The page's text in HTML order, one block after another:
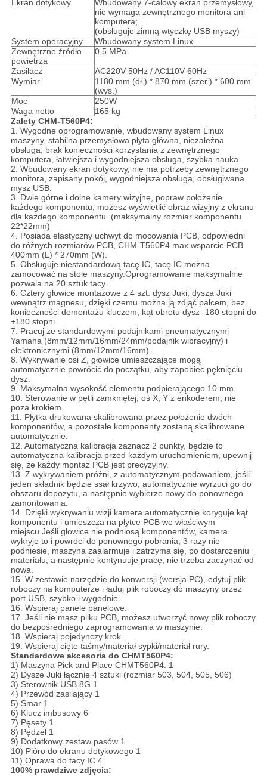
Ekran dotykowy
Wbudowany 7-calowy ekran przemysłowy,
nie wymaga zewnętrznego monitora ani
komputera;
(obsługuje zimną wtyczkę USB myszy)
System operacyjny
Wbudowany system Linux
Zewnętrzne źródło
powietrza
0,5 MPa
Zasilacz
AC220V 50Hz / AC110V 60Hz
Wymiar
1180 mm (dł.) * 870 mm (szer.) * 600 mm
(wys.)
Moc
250W
Waga netto
165 kg
Zalety CHM-T560P4:
1. Wygodne oprogramowanie, wbudowany system Linux
maszyny, stabilna przemysłowa płyta główna, niezależna
obsługa, brak konieczności korzystania z zewnętrznego
komputera, łatwiejsza i wygodniejsza obsługa, szybka nauka.
2. Wbudowany ekran dotykowy, nie ma potrzeby zewnętrznego
monitora, zapisany pokój, wygodniejsza obsługa, obsługiwana
mysz USB.
3. Dwie górne i dolne kamery wizyjne, popraw położenie
każdego komponentu, możesz wyświetlić obraz wizyjny z ekranu
dla każdego komponentu. (maksymalny rozmiar komponentu
22*22mm)
4. Posiada elastyczny uchwyt do mocowania PCB, odpowiedni
do różnych rozmiarów PCB, CHM-T560P4 max wsparcie PCB
400mm (L) * 270mm (W).
5. Obsługuje niestandardową tacę IC, tacę IC można
zamocować na stole maszyny.Oprogramowanie maksymalnie
pozwala na 20 sztuk tacy.
6. Cztery głowice montażowe z 4 szt. dysz Juki, dysza Juki
wewnątrz magnesu, dzięki czemu można ją zdjąć palcem, bez
konieczności demontażu kluczem, kąt obrotu dysz -180 stopni do
+180 stopni.
7. Pracuj ze standardowymi podajnikami pneumatycznymi
Yamaha (8mm/12mm/16mm/24mm/podajnik wibracyjny) i
elektronicznymi (8mm/12mm/16mm).
8. Wykrywanie osi Z, głowice umieszczające mogą
automatycznie powrócić do początku, aby zapobiec pęknięciu
dysz.
9. Maksymalna wysokość elementu podpierającego 10 mm.
10. Sterowanie w pętli zamkniętej, oś X, Y z enkoderem, nie
poza krokiem.
11. Płytka drukowana skalibrowana przez położenie dwóch
komponentów, a pozostałe komponenty zostaną skalibrowane
automatycznie.
12. Automatyczna kalibracja zaznacz 2 punkty, będzie to
automatyczna kalibracja przed każdym uruchomieniem, upewnij
się, że każdy montaż PCB jest precyzyjny.
13. Z wykrywaniem próżni, z automatycznym podawaniem, jeśli
jeden składnik będzie ssał krzywo, automatycznie wyrzuci go do
obszaru depozytu, a następnie wybierze nowy do ponownego
zamontowania.
14. Dzięki wykrywaniu wizji kamera automatycznie koryguje kąt
komponentu i umieszcza na płytce PCB we właściwym
miejscu.Jeśli głowice nie podniosą komponentów, kamera
wykryje to i powróci do ponownego pobrania, 3 razy nie
podniesie, maszyna zaalarmuje i zatrzyma się, po dostarczeniu
materiału, a następnie kontynuuje pracę, nie trzeba zaczynać od
nowa.
15. W zestawie narzędzie do konwersji (wersja PC), edytuj plik
roboczy na komputerze i ładuj plik roboczy do maszyny przez
port USB, szybko i wygodnie.
16. Wspieraj panele panelowe.
17. Jeśli nie masz pliku PCB, możesz utworzyć nowy plik roboczy
do bezpośredniego zaprogramowania w maszynie.
18. Wspieraj pojedynczy krok.
19. Wspieraj cięte taśmy/materiał sypki/materiał rury.
Standardowe akcesoria do CHMT560P4:
1) Maszyna Pick and Place CHMT560P4: 1
2) Dysze Juki łącznie 4 sztuki (rozmiar 503, 504, 505, 506)
3) Sterownik USB 8G 1
4) Przewód zasilający 1
5) Smar 1
6) Klucz imbusowy 6
7) Pęsety 1
8) Pędzel 1
9) Dodatkowy zestaw pasów 1
10) Pióro do ekranu dotykowego 1
11) Oprawa do tacy IC 4
100% prawdziwe zdjęcia: